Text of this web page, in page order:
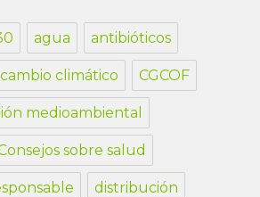
agua antibióticos
cambio climático CGCOF
medioambiental
sobre salud
distribución